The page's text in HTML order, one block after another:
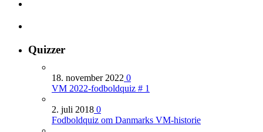
Quizzer
18. november 2022 0
VM 2022-fodboldquiz # 1
2. juli 2018 0
Fodboldquiz om Danmarks VM-historie